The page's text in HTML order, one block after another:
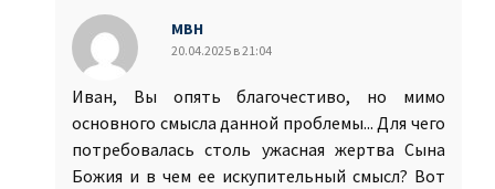
МВН
20.04.2025 в 21:04
Иван, Вы опять благочестиво, но мимо
основного смысла данной проблемы... Для чего
потребовалась столь ужасная жертва Сына
Божия и в чем ее искупительный смысл? Вот